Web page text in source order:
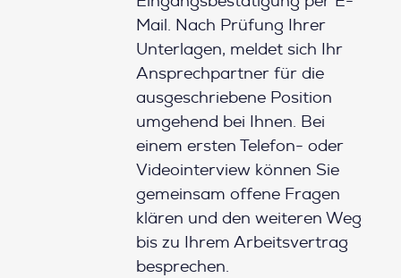
Mail. Nach Prüfung Ihrer
Unterlagen, meldet sich Ihr
Ansprechpartner für die
ausgeschriebene Position
umgehend bei Ihnen. Bei
einem ersten Telefon- oder
Videointerview können Sie
gemeinsam offene Fragen
klären und den weiteren Weg
bis zu Ihrem Arbeitsvertrag
besprechen.